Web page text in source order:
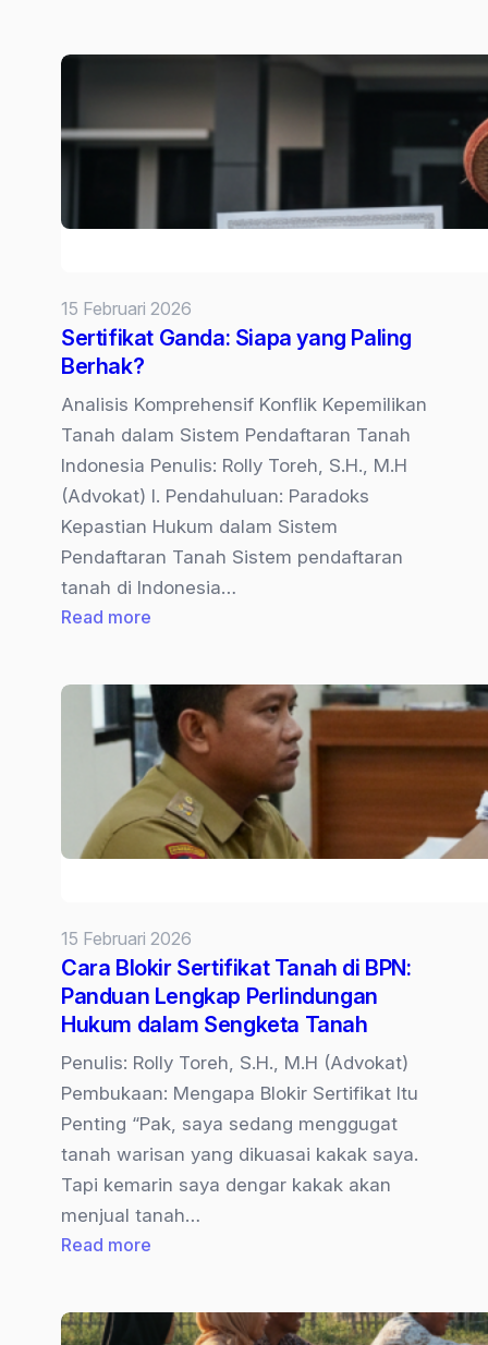
yang
Kuat
Pengadilan
15 Februari 2026
Sertifikat Ganda: Siapa yang Paling
Berhak?
Analisis Komprehensif Konflik Kepemilikan
Tanah dalam Sistem Pendaftaran Tanah
Indonesia Penulis: Rolly Toreh, S.H., M.H
(Advokat) I. Pendahuluan: Paradoks
Kepastian Hukum dalam Sistem
Pendaftaran Tanah Sistem pendaftaran
tanah di Indonesia…
Read more
Siapa
yang
Paling
Berhak?
15 Februari 2026
Cara Blokir Sertifikat Tanah di BPN:
Panduan Lengkap Perlindungan
Hukum dalam Sengketa Tanah
Penulis: Rolly Toreh, S.H., M.H (Advokat)
Pembukaan: Mengapa Blokir Sertifikat Itu
Penting “Pak, saya sedang menggugat
tanah warisan yang dikuasai kakak saya.
Tapi kemarin saya dengar kakak akan
menjual tanah…
Read more
Sertifikat